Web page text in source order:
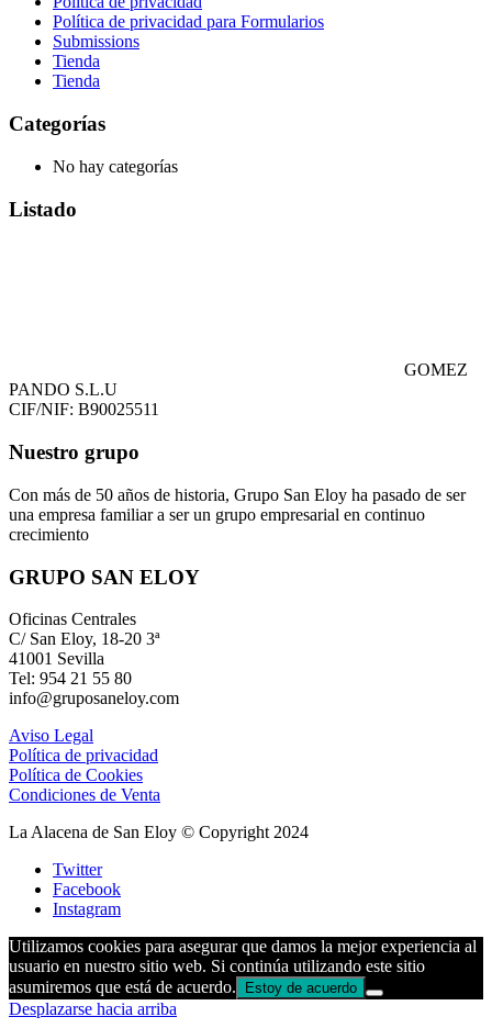
Política de privacidad para Formularios
Submissions
Tienda
Tienda
Categorías
No hay categorías
Listado
GOMEZ
PANDO S.L.U
CIF/NIF: B90025511
Nuestro grupo
Con más de 50 años de historia, Grupo San Eloy ha pasado de ser
una empresa familiar a ser un grupo empresarial en continuo
crecimiento
GRUPO SAN ELOY
Oficinas Centrales
C/ San Eloy, 18-20 3ª
41001 Sevilla
Tel: 954 21 55 80
info@gruposaneloy.com
Aviso Legal
Política de privacidad
Política de Cookies
Condiciones de Venta
La Alacena de San Eloy © Copyright 2024
Twitter
Facebook
Instagram
Utilizamos cookies para asegurar que damos la mejor experiencia al
usuario en nuestro sitio web. Si continúa utilizando este sitio
asumiremos que está de acuerdo.
Estoy de acuerdo
Desplazarse hacia arriba